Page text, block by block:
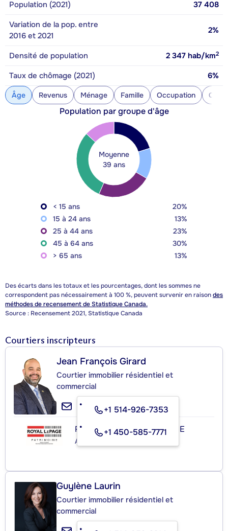
Population (2021)
37 408
Variation de la pop. entre
2016 et 2021
2%
Densité de population 2 347 hab/km2
Taux de chômage (2021) 6%
Âge Revenus Ménage Famille Occupation
Population par groupe d'âge
Moyenne
39 ans
< 15 ans
20%
15 à 24 ans
13%
25 à 44 ans
23%
45 à 64 ans
30%
> 65 ans
13%
Des écarts dans les totaux et les pourcentages, dont les sommes ne
correspondent pas nécessairement à 100 %, peuvent survenir en raisondes
méthodes de recensement de Statistique Canada.
Source : Recensement 2021, Statistique Canada
Courtiers inscripteurs
Jean François Girard
Courtier immobilier résidentiel et
commercial
+1 514-926-7353
+1 450-585-7771
ROYAL LEPAGE PATRIMOINE
Agence immobilière
Guylène Laurin
Courtier immobilier résidentiel et
commercial